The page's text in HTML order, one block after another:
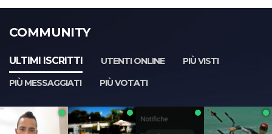
COMMUNITY
ULTIMI ISCRITTI UTENTI ONLINE
PIÙ VISTI
PIÙ MESSAGGIATI
PIÙ VOTATI